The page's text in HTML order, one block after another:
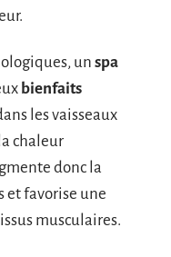
un spa
bienfaits
les vaisseaux
chaleur
donc la
et favorise une
musculaires.